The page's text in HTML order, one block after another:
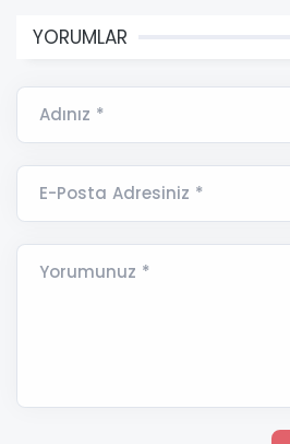
YORUMLAR
Adınız *
E-Posta Adresiniz *
Yorumunuz *